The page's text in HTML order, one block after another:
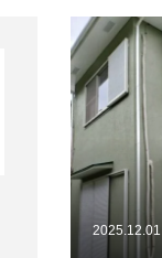
2025.12.01